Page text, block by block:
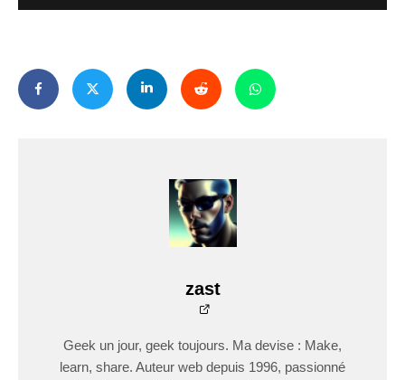
zast
Geek un jour, geek toujours. Ma devise : Make,
learn, share. Auteur web depuis 1996, passionné